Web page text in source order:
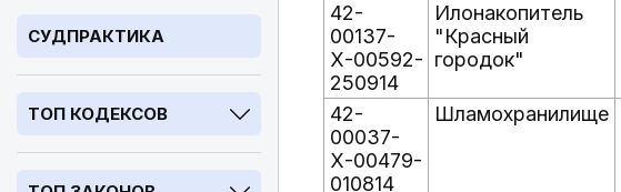
СУДПРАКТИКА
ТОП КОДЕКСОВ
42-
00137-
Х-00592-
250914
Илонакопитель
"Красный
городок"
42-
00037-
Х-00479-
010814
Шламохранилище